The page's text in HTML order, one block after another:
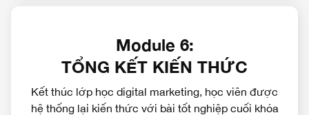
Module 6:
TỔNG KẾT KIẾN THỨC
Kết thúc lớp học digital marketing, học viên được
hệ thống lại kiến thức với bài tốt nghiệp cuối khóa